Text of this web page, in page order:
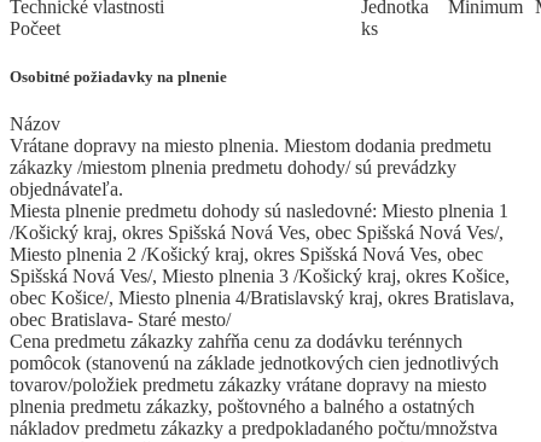
Technické vlastnosti Jed­not­ka Mi­ni­mum
Počeet
ks
Osobitné požiadavky na plnenie
Názov
Vrátane dopravy na miesto plnenia. Miestom dodania predmetu
zákazky /miestom plnenia predmetu dohody/ sú prevádzky
objednávateľa.
Miesta plnenie predmetu dohody sú nasledovné: Miesto plnenia 1
/Košický kraj, okres Spišská Nová Ves, obec Spišská Nová Ves/,
Miesto plnenia 2 /Košický kraj, okres Spišská Nová Ves, obec
Spišská Nová Ves/, Miesto plnenia 3 /Košický kraj, okres Košice,
obec Košice/, Miesto plnenia 4/Bratislavský kraj, okres Bratislava,
obec Bratislava- Staré mesto/
Cena predmetu zákazky zahŕňa cenu za dodávku terénnych
pomôcok (stanovenú na základe jednotkových cien jednotlivých
tovarov/položiek predmetu zákazky vrátane dopravy na miesto
plnenia predmetu zákazky, poštovného a balného a ostatných
nákladov predmetu zákazky a predpokladaného počtu/množstva